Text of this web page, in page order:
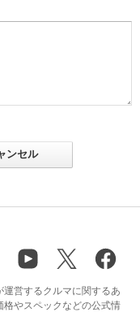
営するクルマに関するあ
格やスペックなどの公式情